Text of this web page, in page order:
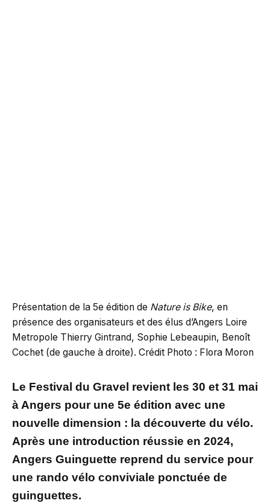
Présentation de la 5e édition de Nature is Bike, en
présence des organisateurs et des élus d’Angers Loire
Metropole Thierry Gintrand, Sophie Lebeaupin, Benoît
Cochet (de gauche à droite). Crédit Photo : Flora Moron
Le Festival du Gravel revient les 30 et 31 mai
à Angers pour une 5e édition avec une
nouvelle dimension : la découverte du vélo.
Après une introduction réussie en 2024,
Angers Guinguette reprend du service pour
une rando vélo conviviale ponctuée de
guinguettes.